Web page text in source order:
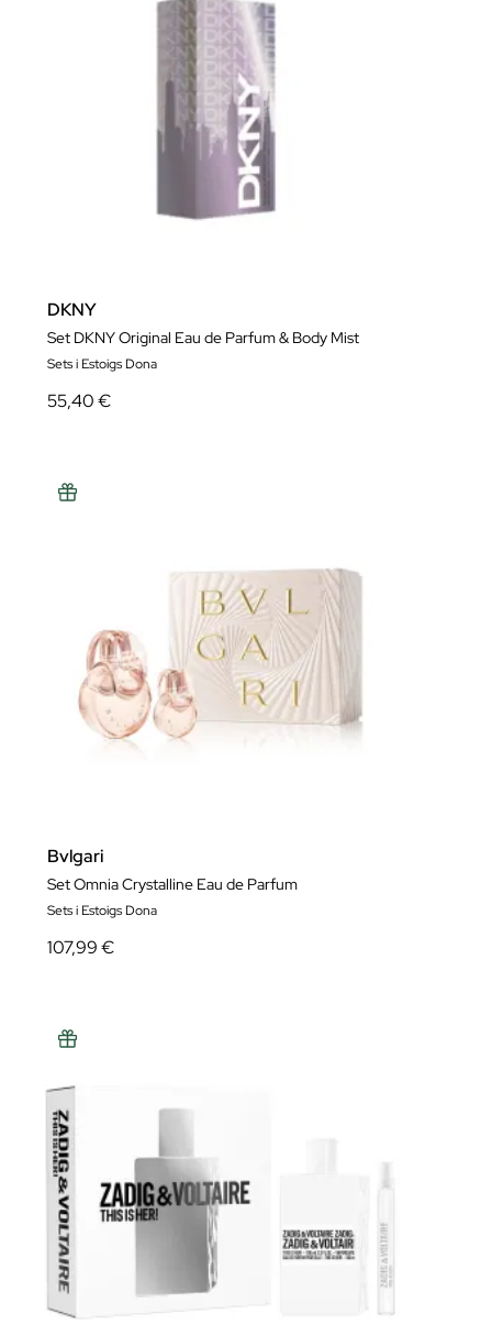
DKNY
Set DKNY Original Eau de Parfum & Body Mist
Sets i Estoigs Dona
55,40 €
Bvlgari
Set Omnia Crystalline Eau de Parfum
Sets i Estoigs Dona
107,99 €